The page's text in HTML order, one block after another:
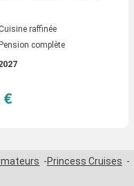
raffinée
Pension complète
€
Princess Cruises